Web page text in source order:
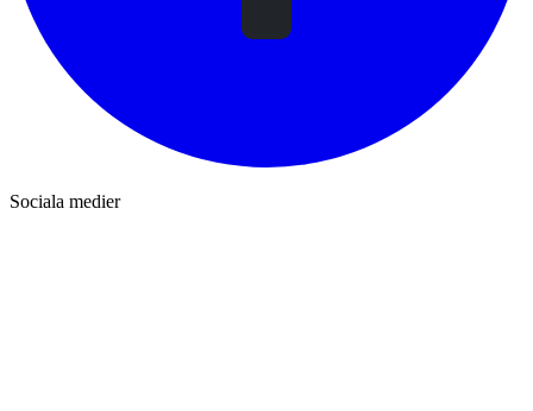
Sociala medier